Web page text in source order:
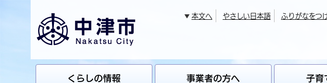
本文へ やさしい日本語 ふりがなをつ
くらしの情報 事業者の方へ 子育